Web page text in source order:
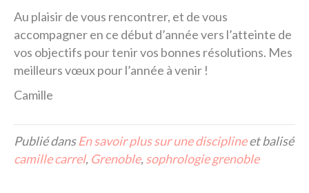
Au plaisir de vous rencontrer, et de vous
accompagner en ce début d’année vers l’atteinte de
vos objectifs pour tenir vos bonnes résolutions. Mes
meilleurs vœux pour l’année à venir !
Camille
Publié dansEn savoir plus sur une disciplineet balisé
camille carrel, Grenoble,sophrologie grenoble